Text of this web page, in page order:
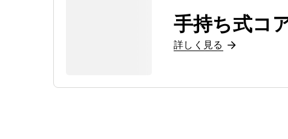
手持ち式コ
詳しく見る